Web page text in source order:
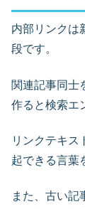
内部リンクは
段です。
関連記事同士
作ると検索エ
リンクテキス
起できる言葉
また、古い記